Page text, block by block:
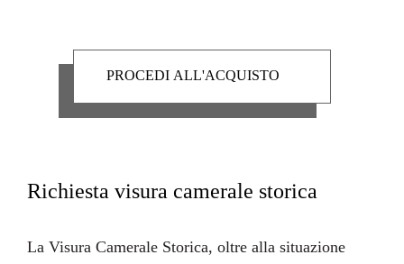
Richiesta visura camerale storica
La Visura Camerale Storica, oltre alla situazione